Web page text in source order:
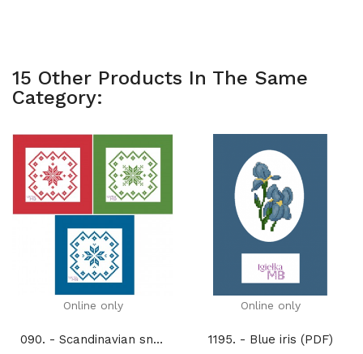
15 Other Products In The Same
Category:
Online only
090. - Scandinavian snowflakes (PDF)
Online only
1195. - Blue iris (PDF)